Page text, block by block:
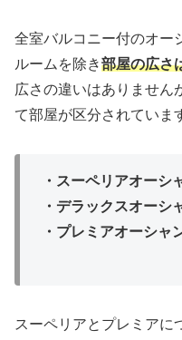
全室バルコニー付のオー
ルームを除き部屋の広さ
広さの違いはありません
て部屋が区分されていま
・スーペリアオーシ
・デラックスオーシ
・プレミアオーシャ
スーペリアとプレミアに